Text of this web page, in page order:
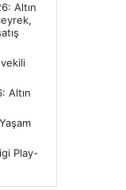
Altın
Altın
Play-